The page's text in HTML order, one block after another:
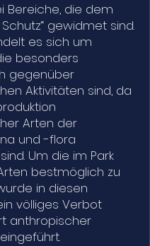
Bereiche, die dem
gewidmet sind.
es sich um
besonders
gegenüber
Aktivitäten sind, da
Arten der
und -flora
Um die im Park
bestmöglich zu
in diesen
völliges Verbot
anthropischer